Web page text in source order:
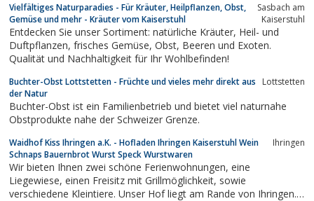
Produkten hochwertige Erzeugnisse in gesicherter Qualität aus
integriertem und...
Vielfältiges Naturparadies - Für Kräuter, Heilpflanzen, Obst,
Gemüse und mehr - Kräuter vom Kaiserstuhl
Sasbach am
Kaiserstuhl
Entdecken Sie unser Sortiment: natürliche Kräuter, Heil- und
Duftpflanzen, frisches Gemüse, Obst, Beeren und Exoten.
Qualität und Nachhaltigkeit für Ihr Wohlbefinden!
Buchter-Obst Lottstetten - Früchte und vieles mehr direkt aus
der Natur
Lottstetten
Buchter-Obst ist ein Familienbetrieb und bietet viel naturnahe
Obstprodukte nahe der Schweizer Grenze.
Waidhof Kiss Ihringen a.K. - Hofladen Ihringen Kaiserstuhl Wein
Schnaps Bauernbrot Wurst Speck Wurstwaren
Ihringen
Wir bieten Ihnen zwei schöne Ferienwohnungen, eine
Liegewiese, einen Freisitz mit Grillmöglichkeit, sowie
verschiedene Kleintiere. Unser Hof liegt am Rande von Ihringen.